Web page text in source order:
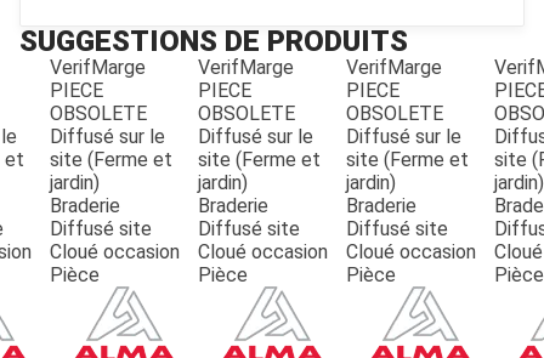
JOUET
ESPACES VERTS
QUAD SSV UTV
SUGGESTIONS DE PRODUITS
et
VerifMarge
PIECE
OBSOLETE
Diffusé sur le
site (Ferme et
jardin)
Braderie
Diffusé site
Cloué occasion
Pièce
VerifMarge
PIECE
OBSOLETE
Diffusé sur le
site (Ferme et
jardin)
Braderie
Diffusé site
Cloué occasion
Pièce
VerifMarge
PIECE
OBSOLETE
Diffusé sur le
site (Ferme et
jardin)
Braderie
Diffusé site
Cloué occasion
Pièce
site
jardin)
Pièce